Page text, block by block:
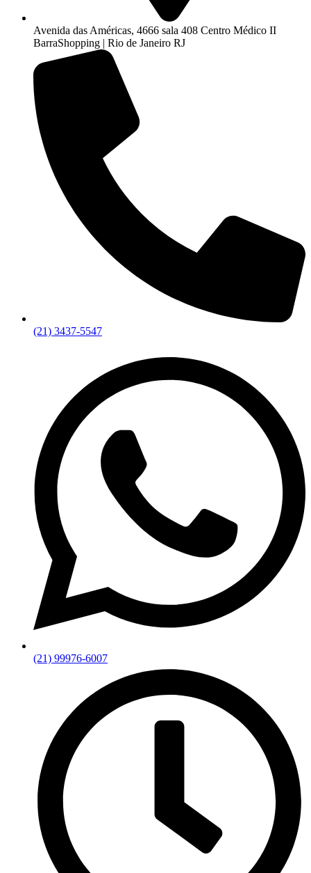
Avenida das Américas, 4666 sala 408 Centro Médico II
BarraShopping | Rio de Janeiro RJ
(21) 3437-5547
(21) 99976-6007